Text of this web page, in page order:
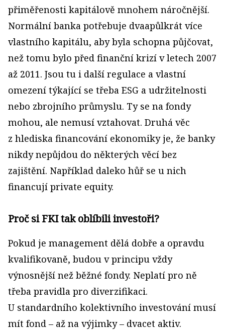
přiměřenosti kapitálově mnohem náročnější.
Normální banka potřebuje dvaapůlkrát více
vlastního kapitálu, aby byla schopna půjčovat,
než tomu bylo před finanční krizí v letech 2007
až 2011. Jsou tu i další regulace a vlastní
omezení týkající se třeba ESG a udržitelnosti
nebo zbrojního průmyslu. Ty se na fondy
mohou, ale nemusí vztahovat. Druhá věc
z hlediska financování ekonomiky je, že banky
nikdy nepůjdou do některých věcí bez
zajištění. Například daleko hůř se u nich
financují private equity.
Proč si FKI tak oblíbili investoři?
Pokud je management dělá dobře a opravdu
kvalifikovaně, budou v principu vždy
výnosnější než běžné fondy. Neplatí pro ně
třeba pravidla pro diverzifikaci.
U standardního kolektivního investování musí
mít fond – až na výjimky – dvacet aktiv.